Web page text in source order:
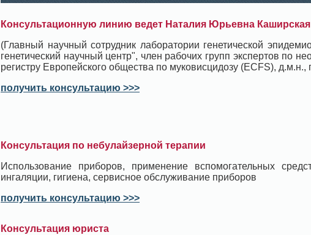
Консультационную линию ведет Наталия Юрьевна Каширская
(Главный научный сотрудник лаборатории генетической
генетический научный центр", член рабочих групп экспертов по
регистру Европейского общества по муковисцидозу (ECFS),
получить консультацию >>>
Консультация по небулайзерной терапии
Использование приборов, применение вспомогательных
ингаляции, гигиена, сервисное обслуживание приборов
получить консультацию >>>
Консультация юриста